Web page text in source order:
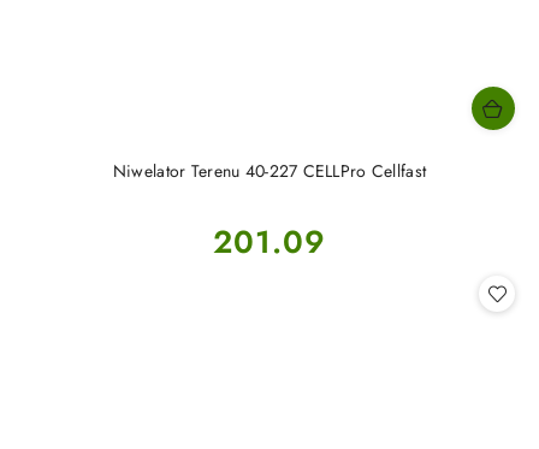
Niwelator Terenu 40-227 CELLPro Cellfast
Cena:
201.09